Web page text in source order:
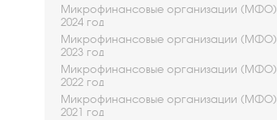
Микрофинансовые организации (МФО)
2024 год
Микрофинансовые организации (МФО)
2023 год
Микрофинансовые организации (МФО)
2022 год
Микрофинансовые организации (МФО)
2021 год